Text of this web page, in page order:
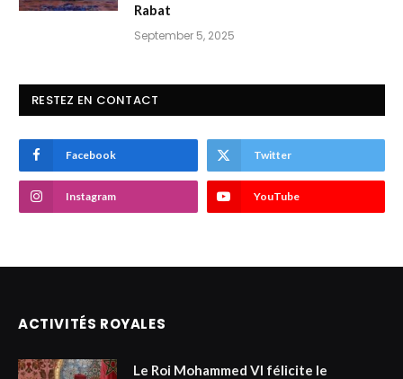
Rabat
September 5, 2025
RESTEZ EN CONTACT
Facebook Twitter
Instagram YouTube
ACTIVITÉS ROYALES
Le Roi Mohammed VI félicite le